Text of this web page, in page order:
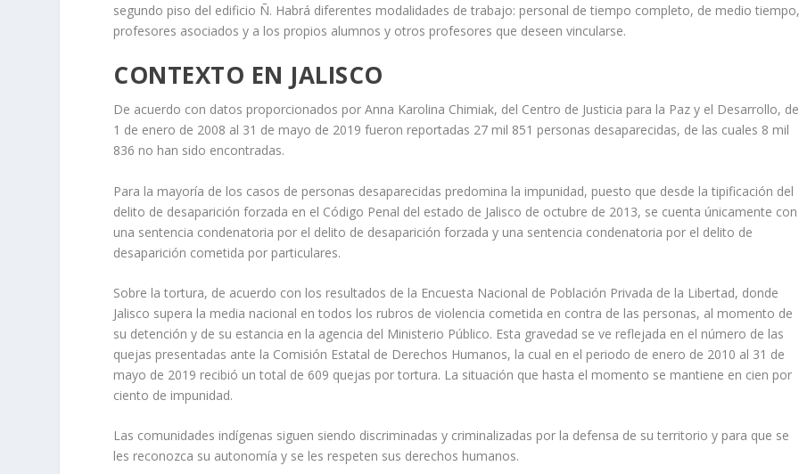
segundo piso del edificio Ñ. Habrá diferentes modalidades de trabajo: personal de tiempo completo, de medio
profesores asociados y a los propios alumnos y otros profesores que deseen vincularse.
CONTEXTO EN JALISCO
De acuerdo con datos proporcionados por Anna Karolina Chimiak, del Centro de Justicia para la Paz y el Desarrollo,
1 de enero de 2008 al 31 de mayo de 2019 fueron reportadas 27 mil 851 personas desaparecidas, de las cuales 8 mil
836 no han sido encontradas.
Para la mayoría de los casos de personas desaparecidas predomina la impunidad, puesto que desde la tipificación del
delito de desaparición forzada en el Código Penal del estado de Jalisco de octubre de 2013, se cuenta únicamente con
una sentencia condenatoria por el delito de desaparición forzada y una sentencia condenatoria por el delito de
desaparición cometida por particulares.
Sobre la tortura, de acuerdo con los resultados de la Encuesta Nacional de Población Privada de la Libertad, donde
Jalisco supera la media nacional en todos los rubros de violencia cometida en contra de las personas, al momento de
su detención y de su estancia en la agencia del Ministerio Público. Esta gravedad se ve reflejada en el número de las
quejas presentadas ante la Comisión Estatal de Derechos Humanos, la cual en el periodo de enero de 2010 al 31 de
mayo de 2019 recibió un total de 609 quejas por tortura. La situación que hasta el momento se mantiene en cien por
ciento de impunidad.
Las comunidades indígenas siguen siendo discriminadas y criminalizadas por la defensa de su territorio y para que se
les reconozca su autonomía y se les respeten sus derechos humanos.